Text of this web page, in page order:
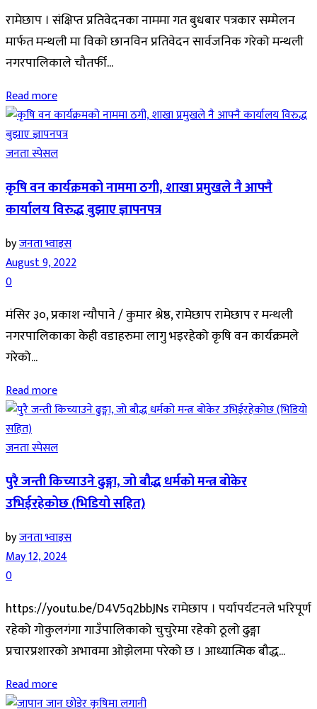
रामेछाप । संक्षिप्त प्रतिवेदनका नाममा गत बुधबार पत्रकार सम्मेलन
मार्फत मन्थली मा विको छानविन प्रतिवेदन सार्वजनिक गरेको मन्थली
नगरपालिकाले चौतर्फी...
Read more
जनता स्पेसल
कृषि वन कार्यक्रमको नाममा ठगी, शाखा प्रमुखले नै आफ्नै
कार्यालय विरुद्ध बुझाए ज्ञापनपत्र
byजनता भ्वाइस
August 9, 2022
0
मंसिर ३०, प्रकाश न्यौपाने / कुमार श्रेष्ठ, रामेछाप रामेछाप र मन्थली
नगरपालिकाका केही वडाहरुमा लागु भइरहेको कृषि वन कार्यक्रमले
गरेको...
Read more
जनता स्पेसल
पुरै जन्ती किच्याउने ढुङ्गा, जो बौद्ध धर्मको मन्त्र बोकेर
उभिईरहेकोछ (भिडियो सहित)
byजनता भ्वाइस
May 12, 2024
0
https://youtu.be/D4V5q2bbJNs रामेछाप । पर्यापर्यटनले भरिपूर्ण
रहेको गोकुलगंगा गाउँपालिकाको चुचुरेमा रहेको ठूलो ढुङ्गा
प्रचारप्रशारको अभावमा ओझेलमा परेको छ । आध्यात्मिक बौद्ध...
Read more